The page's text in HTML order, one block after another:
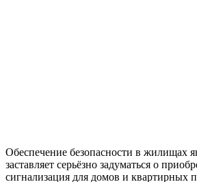
Обеспечение безопасности в жилищах
заставляет серьёзно задуматься о
сигнализация для домов и квартирных